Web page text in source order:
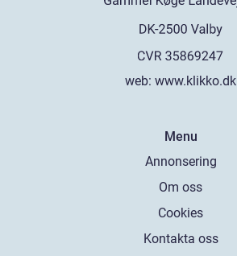
web: www.klikko.dk
Menu
Annonsering
Om oss
Cookies
Kontakta oss